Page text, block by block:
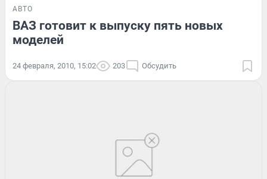
АВТО
ВАЗ готовит к выпуску пять новых
моделей
24 февраля, 2010, 15:02 203 Обсудить